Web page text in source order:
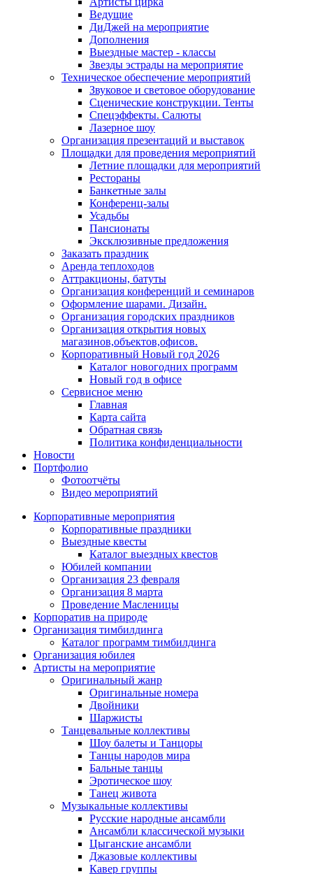
Ведущие
ДиДжей на мероприятие
Дополнения
Выездные мастер - классы
Звезды эстрады на мероприятие
Техническое обеспечение мероприятий
Звуковое и световое оборудование
Сценические конструкции. Тенты
Спецэффекты. Салюты
Лазерное шоу
Организация презентаций и выставок
Площадки для проведения мероприятий
Летние площадки для мероприятий
Рестораны
Банкетные залы
Конференц-залы
Усадьбы
Пансионаты
Эксклюзивные предложения
Заказать праздник
Аренда теплоходов
Аттракционы, батуты
Организация конференций и семинаров
Оформление шарами. Дизайн.
Организация городских праздников
Организация открытия новых
магазинов,объектов,офисов.
Корпоративный Новый год 2026
Каталог новогодних программ
Новый год в офисе
Сервисное меню
Главная
Карта сайта
Обратная связь
Политика конфиденциальности
Новости
Портфолио
Фотоотчёты
Видео мероприятий
Корпоративные мероприятия
Корпоративные праздники
Выездные квесты
Каталог выездных квестов
Юбилей компании
Организация 23 февраля
Организация 8 марта
Проведение Масленицы
Корпоратив на природе
Организация тимбилдинга
Каталог программ тимбилдинга
Организация юбилея
Артисты на мероприятие
Оригинальный жанр
Оригинальные номера
Двойники
Шаржисты
Танцевальные коллективы
Шоу балеты и Танцоры
Танцы народов мира
Бальные танцы
Эротическое шоу
Танец живота
Музыкальные коллективы
Русские народные ансамбли
Ансамбли классической музыки
Цыганские ансамбли
Джазовые коллективы
Кавер группы